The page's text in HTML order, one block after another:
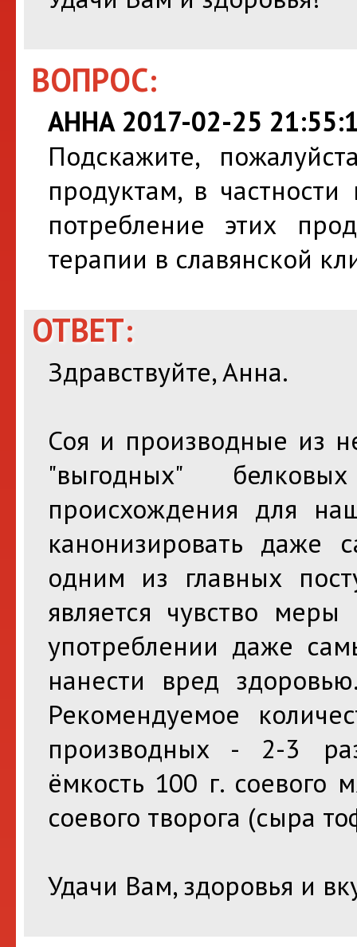
ВОПРОС:
АННА 2017-02-25
Подскажите,
продуктам, в
потребление этих
терапии в славянской
ОТВЕТ:
Здравствуйте, Анна.
Соя и производные из
"выгодных"
происхождения для
канонизировать даже
одним из главных
является чувство
употреблении даже
нанести вред
Рекомендуемое
производных - 2-3
ёмкость 100 г. соевого
соевого творога (сыра
Удачи Вам, здоровья и